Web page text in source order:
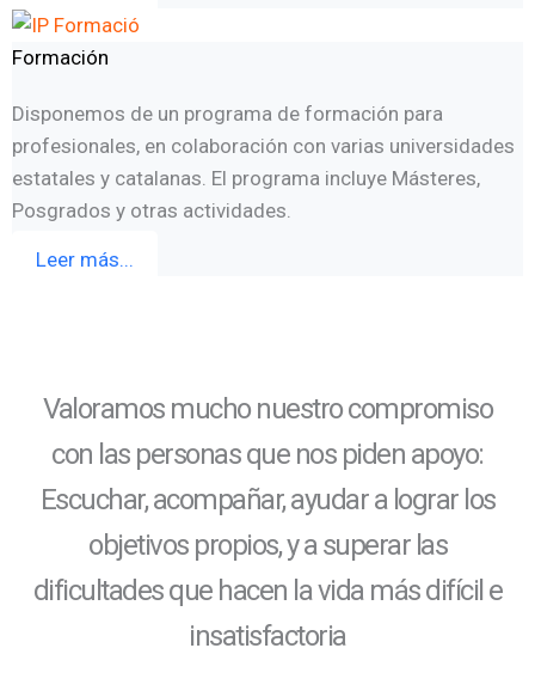
Formación
Disponemos de un programa de formación para
profesionales, en colaboración con varias universidades
estatales y catalanas. El programa incluye Másteres,
Posgrados y otras actividades.
Leer más...
Valoramos mucho nuestro compromiso
con las personas que nos piden apoyo:
Escuchar, acompañar, ayudar a lograr los
objetivos propios, y a superar las
dificultades que hacen la vida más difícil e
insatisfactoria